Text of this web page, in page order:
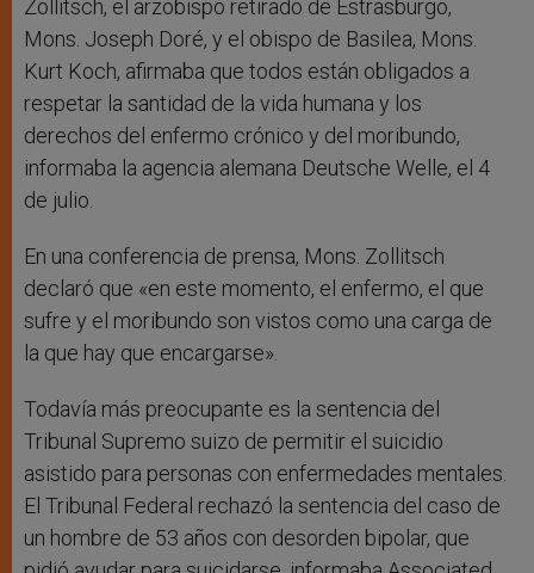
Zollitsch, el arzobispo retirado de Estrasburgo,
Mons. Joseph Doré, y el obispo de Basilea, Mons.
Kurt Koch, afirmaba que todos están obligados a
respetar la santidad de la vida humana y los
derechos del enfermo crónico y del moribundo,
informaba la agencia alemana Deutsche Welle, el 4
de julio.
En una conferencia de prensa, Mons. Zollitsch
declaró que «en este momento, el enfermo, el que
sufre y el moribundo son vistos como una carga de
la que hay que encargarse».
Todavía más preocupante es la sentencia del
Tribunal Supremo suizo de permitir el suicidio
asistido para personas con enfermedades mentales.
El Tribunal Federal rechazó la sentencia del caso de
un hombre de 53 años con desorden bipolar, que